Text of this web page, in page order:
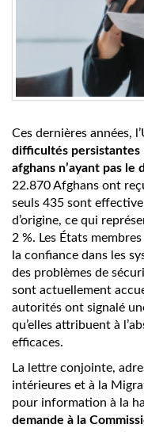
Ces dernières années,
difficultés persistantes
afghans n’ayant pas
22.870 Afghans ont
seuls 435 sont
d’origine, ce qui
2 %. Les États
la confiance dans les
des problèmes de
sont actuellement
autorités ont signalé
qu’elles attribuent à
efficaces.
La lettre conjointe,
intérieures et à la
pour information à la
demande à la